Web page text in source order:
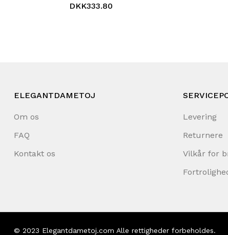
DKK333.80
ELEGANTDAMETOJ
Om os
FAQ
Kontakt os
Levering
Returnere
Vilkår for
© 2023 Elegantdametoj.com Alle rettigheder forbeholdes.